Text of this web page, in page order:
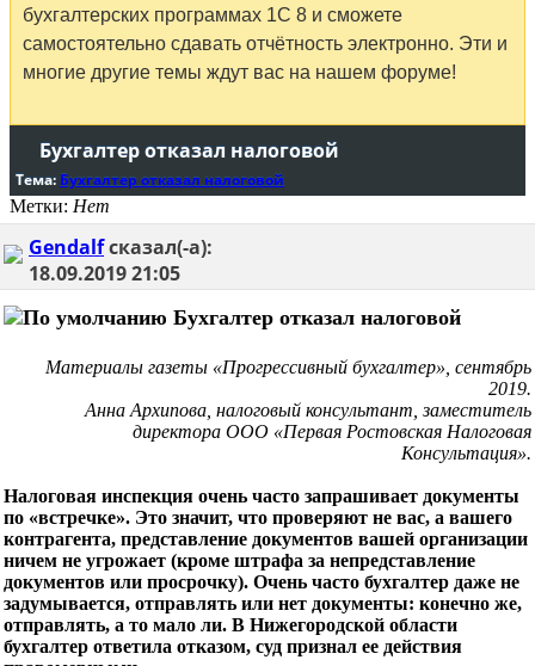
бухгалтерских программах 1С 8 и сможете
самостоятельно сдавать отчётность электронно. Эти и
многие другие темы ждут вас на нашем форуме!
Бухгалтер отказал налоговой
Тема: Бухгалтер отказал налоговой
Метки: Нет
Gendalfсказал(-а):
18.09.201921:05
Бухгалтер отказал налоговой
Материалы газеты «Прогрессивный бухгалтер», сентябрь
2019.
Анна Архипова, налоговый консультант, заместитель
директора ООО «Первая Ростовская Налоговая
Консультация».
Налоговая инспекция очень часто запрашивает документы
по «встречке». Это значит, что проверяют не вас, а вашего
контрагента, представление документов вашей организации
ничем не угрожает (кроме штрафа за непредставление
документов или просрочку). Очень часто бухгалтер даже не
задумывается, отправлять или нет документы: конечно же,
отправлять, а то мало ли. В Нижегородской области
бухгалтер ответила отказом, суд признал ее действия